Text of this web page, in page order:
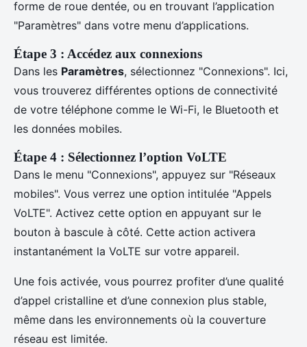
forme de roue dentée, ou en trouvant l’application
"Paramètres" dans votre menu d’applications.
Étape 3 : Accédez aux connexions
Dans les Paramètres, sélectionnez "Connexions". Ici,
vous trouverez différentes options de connectivité
de votre téléphone comme le Wi-Fi, le Bluetooth et
les données mobiles.
Étape 4 : Sélectionnez l’option VoLTE
Dans le menu "Connexions", appuyez sur "Réseaux
mobiles". Vous verrez une option intitulée "Appels
VoLTE". Activez cette option en appuyant sur le
bouton à bascule à côté. Cette action activera
instantanément la VoLTE sur votre appareil.
Une fois activée, vous pourrez profiter d’une qualité
d’appel cristalline et d’une connexion plus stable,
même dans les environnements où la couverture
réseau est limitée.